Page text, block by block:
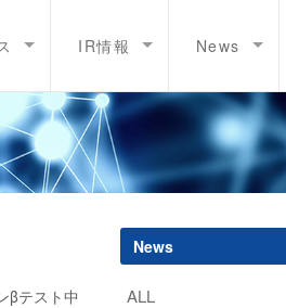
IR情報 News
βテスト中
News
ALL